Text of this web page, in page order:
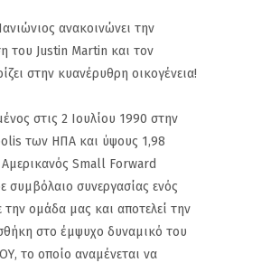
ανακοινώνει την
του Justin Martin και τον
στην κυανέρυθρη οικογένεια!
στις 2 Ιουλίου 1990 στην
των ΗΠΑ και ύψους 1,98
Small Forward
συμβόλαιο συνεργασίας ενός
την ομάδα μας και αποτελεί την
στο έμψυχο δυναμικό του
το οποίο αναμένεται να